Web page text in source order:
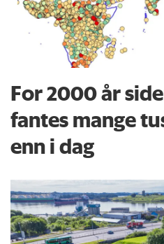
For 2000 år
fantes mange
enn i dag